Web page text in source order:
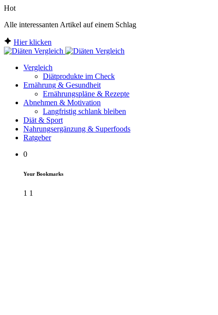
Hot
Alle interessanten Artikel auf einem Schlag
Hier klicken
Vergleich
Diätprodukte im Check
Ernährung & Gesundheit
Ernährungspläne & Rezepte
Abnehmen & Motivation
Langfristig schlank bleiben
Diät & Sport
Nahrungsergänzung & Superfoods
Ratgeber
0
Your Bookmarks
1 1